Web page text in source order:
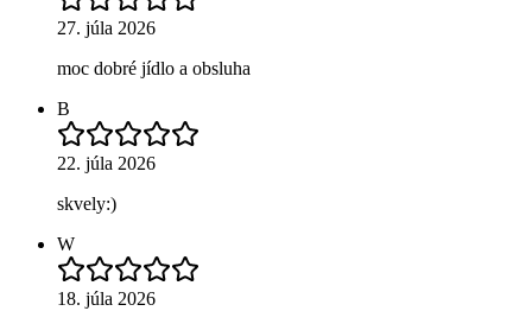
27. júla 2026
moc dobré jídlo a obsluha
B
22. júla 2026
skvely:)
W
18. júla 2026